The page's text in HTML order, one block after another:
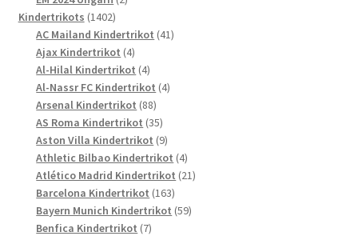
Kindertrikots 14021402
Produkte
AC Mailand Kindertrikot 4141
Ajax Kindertrikot 44
Produkte
Al-Hilal Kindertrikot 44
Produkte
Al-Nassr FC Kindertrikot 44
Arsenal Kindertrikot 8888
Produkte
AS Roma Kindertrikot 3535
Produkte
Aston Villa Kindertrikot 99
Produkte
Athletic Bilbao Kindertrikot 44
Produkte
Atlético Madrid Kindertrikot 2121
Barcelona Kindertrikot 163163
Produkte
Bayern Munich Kindertrikot 5959
Benfica Kindertrikot 77